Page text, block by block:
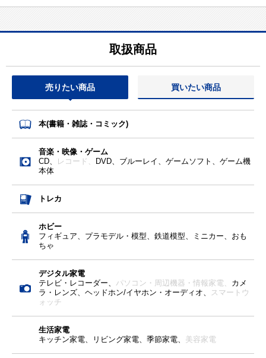
取扱商品
売りたい商品 買いたい商品
本(書籍・雑誌・コミック)
音楽・映像・ゲーム
CD、
レコード、 DVD、ブルーレイ、ゲームソフト、ゲーム機
本体
トレカ
ホビー
フィギュア、プラモデル・模型、鉄道模型、ミニカー、おも
ちゃ
デジタル家電
テレビ・レコーダー、 パソコン・周辺機器・情報家電、 カメ
ラ・レンズ、ヘッドホン/イヤホン・オーディオ、
スマートウ
ォッチ
生活家電
キッチン家電、リビング家電、季節家電、 美容家電